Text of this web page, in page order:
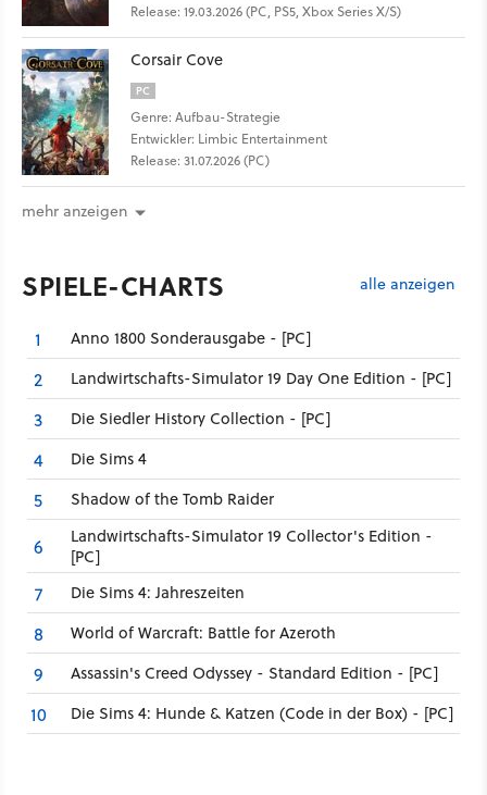
Release: 19.03.2026 (PC, PS5, Xbox Series X/S)
Corsair Cove
PC
Genre: Aufbau-Strategie
Entwickler: Limbic Entertainment
Release: 31.07.2026 (PC)
mehr anzeigen
SPIELE-CHARTS alle anzeigen
1 Anno 1800 Sonderausgabe - [PC]
2 Landwirtschafts-Simulator 19 Day One Edition - [PC]
3 Die Siedler History Collection - [PC]
4 Die Sims 4
5 Shadow of the Tomb Raider
6
Landwirtschafts-Simulator 19 Collector's Edition -
[PC]
7 Die Sims 4: Jahreszeiten
8 World of Warcraft: Battle for Azeroth
9 Assassin's Creed Odyssey - Standard Edition - [PC]
10 Die Sims 4: Hunde & Katzen (Code in der Box) - [PC]